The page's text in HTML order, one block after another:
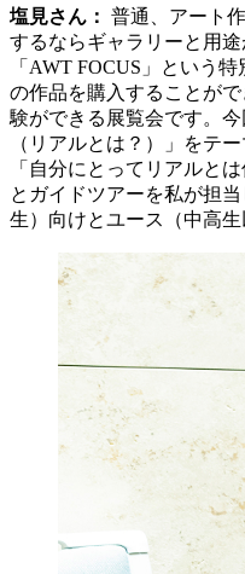
塩見さん： 普通、アート
するならギャラリーと用
「AWT FOCUS」という
の作品を購入することが
験ができる展覧会です。今
（リアルとは？）」をテ
「自分にとってリアルと
とガイドツアーを私が担
生）向けとユース（中高